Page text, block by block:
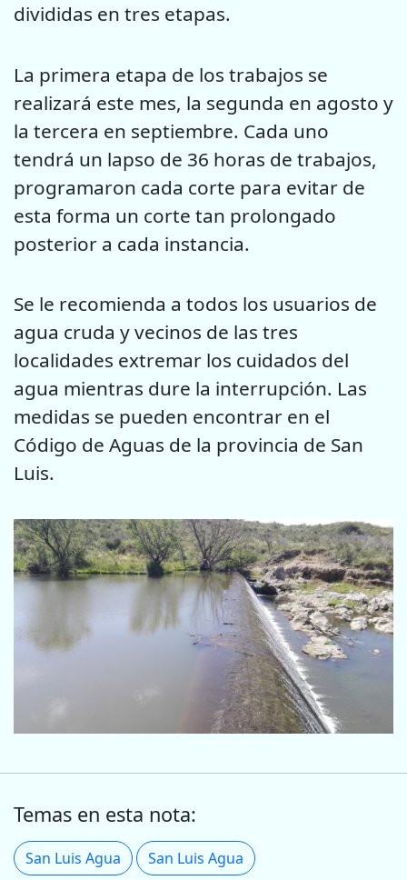
divididas en tres etapas.
La primera etapa de los trabajos se
realizará este mes, la segunda en agosto y
la tercera en septiembre. Cada uno
tendrá un lapso de 36 horas de trabajos,
programaron cada corte para evitar de
esta forma un corte tan prolongado
posterior a cada instancia.
Se le recomienda a todos los usuarios de
agua cruda y vecinos de las tres
localidades extremar los cuidados del
agua mientras dure la interrupción. Las
medidas se pueden encontrar en el
Código de Aguas de la provincia de San
Luis.
Temas en esta nota:
San Luis Agua San Luis Agua